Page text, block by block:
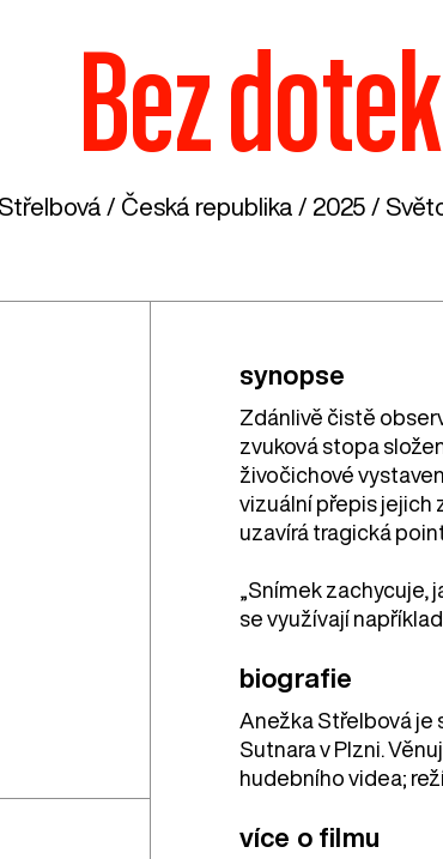
Bez
/ Česká republika / 2025 /
synopse
Zdánlivě čistě
zvuková stopa
živočichové
vizuální přepis jejich
uzavírá tragická
„Snímek
se využívají
biografie
Anežka Střelbová je
Sutnara v Plzni.
hudebního videa;
více o filmu